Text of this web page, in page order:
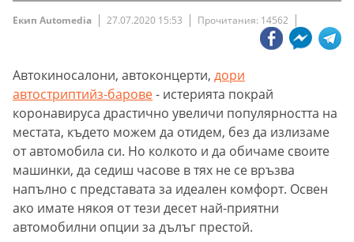
Екип Automedia 27.07.2020 15:53 Прочитания: 14562
Автокиносалони, автоконцерти, дори
автостриптийз-барове- истерията покрай
коронавируса драстично увеличи популярността на
местата, където можем да отидем, без да излизаме
от автомобила си. Но колкото и да обичаме своите
машинки, да седиш часове в тях не се връзва
напълно с представата за идеален комфорт. Освен
ако имате някоя от тези десет най-приятни
автомобилни опции за дълъг престой.